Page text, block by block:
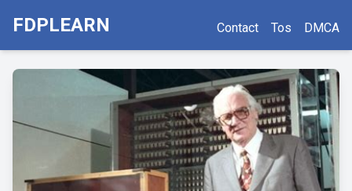
FDPLEARN Contact Tos DMCA